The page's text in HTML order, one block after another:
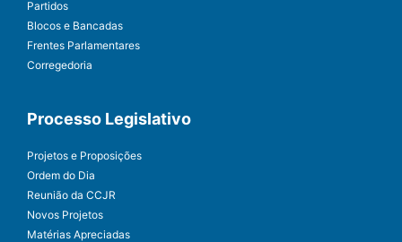
Partidos
Blocos e Bancadas
Frentes Parlamentares
Corregedoria
Processo Legislativo
Projetos e Proposições
Ordem do Dia
Reunião da CCJR
Novos Projetos
Matérias Apreciadas